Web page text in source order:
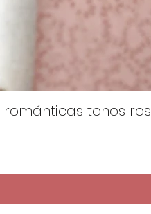
tonos